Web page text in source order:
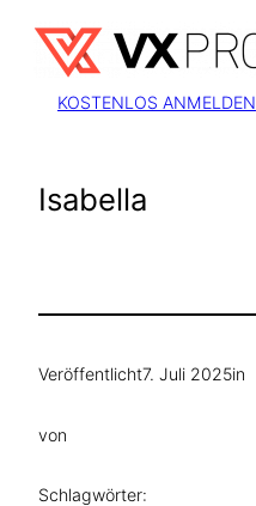
Inhalt
springen
KOSTENLOS ANMELDEN
Isabella
Veröffentlicht7. Juli 2025in
von
Schlagwörter: